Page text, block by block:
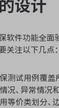
设计
软件功能全面
关注以下几点：
测试用例覆盖
况、异常情况
等价类划分、